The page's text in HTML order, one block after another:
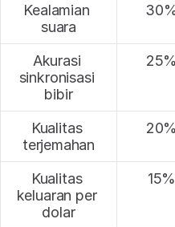
Kealamian
suara
Akurasi
sinkronisasi
bibir
25%
Kualitas
terjemahan
20%
Kualitas
keluaran per
dolar
15%